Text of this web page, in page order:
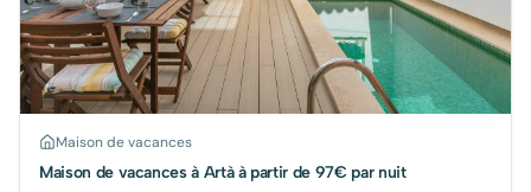
Maison de vacances
Maison de vacances à Artà à partir de 97€ par nuit